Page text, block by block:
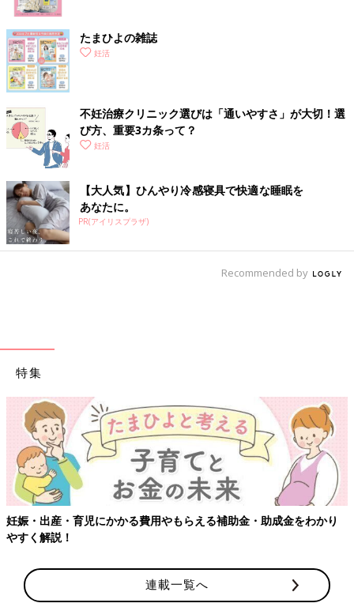
たまひよの雑誌
妊活
不妊治療クリニック選びは「通いやすさ」が大切！選
び方、重要3カ条って？
妊活
【大人気】ひんやり冷感寝具で快適な睡眠を
あなたに。
PR(アイリスプラザ)
Recommended by
特集
妊娠・出産・育児にかかる費用やもらえる補助金・助成金をわかり
やすく解説！
連載一覧へ